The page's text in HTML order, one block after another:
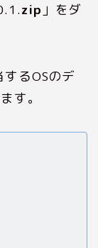
zip」をダ
るOSのデ
す。